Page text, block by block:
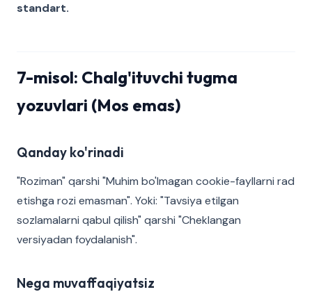
standart.
7-misol: Chalg'ituvchi tugma
yozuvlari (Mos emas)
Qanday ko'rinadi
"Roziman" qarshi "Muhim bo'lmagan cookie-fayllarni rad
etishga rozi emasman". Yoki: "Tavsiya etilgan
sozlamalarni qabul qilish" qarshi "Cheklangan
versiyadan foydalanish".
Nega muvaffaqiyatsiz